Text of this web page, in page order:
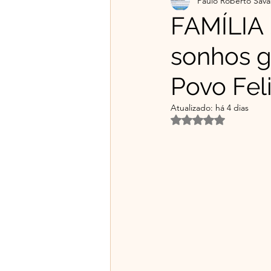
Material gratuito e
🌿Franciscanismo com
sonhos
Povo
Atualizado: há 4 dias
Avaliado com NaN